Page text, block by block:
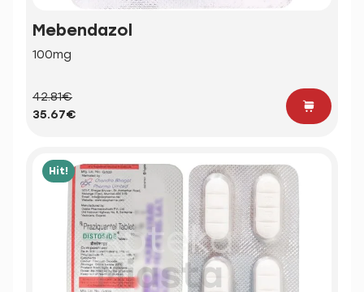
Mebendazol
100mg
42.81€
35.67€
Hit!